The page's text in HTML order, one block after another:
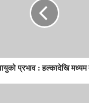
प्रभाव : हल्कादेखि मध्यम